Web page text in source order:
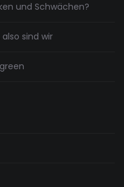
und Schwächen?
sind wir